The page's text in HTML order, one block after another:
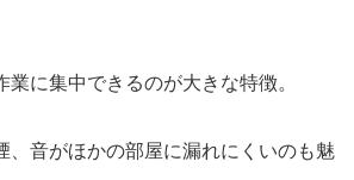
業に集中できるのが大きな特徴。
、音がほかの部屋に漏れにくいのも魅